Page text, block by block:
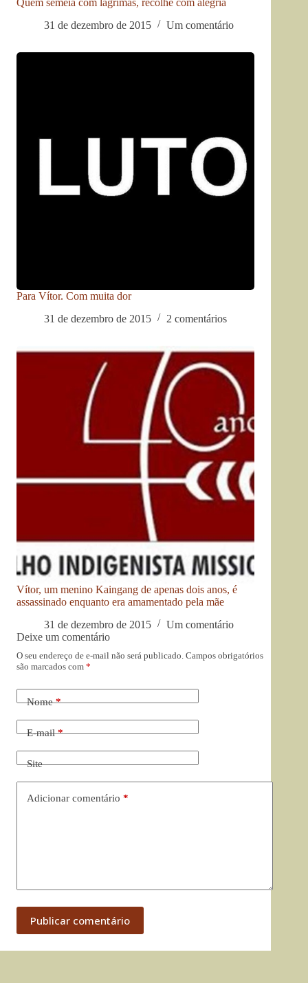
Quem semeia com lágrimas, recolhe com alegria
31 de dezembro de 2015
Um comentário
Para Vítor. Com muita dor
31 de dezembro de 2015
2 comentários
Vítor, um menino Kaingang de apenas dois anos, é
assassinado enquanto era amamentado pela mãe
31 de dezembro de 2015
Um comentário
Deixe um comentário
O seu endereço de e-mail não será publicado. Campos obrigatórios
são marcados com *
Nome*
E-mail*
Site
Adicionar comentário *
Publicar comentário